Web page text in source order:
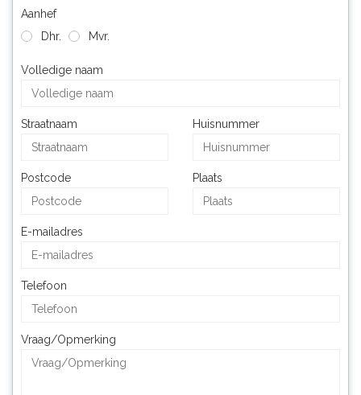
Aanhef
Dhr.
Mvr.
Volledige naam
Straatnaam Huisnummer
Postcode Plaats
E-mailadres
Telefoon
Vraag/Opmerking